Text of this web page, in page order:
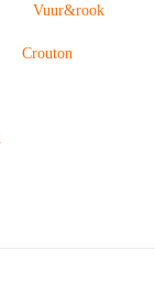
Vuur&rook
Crouton